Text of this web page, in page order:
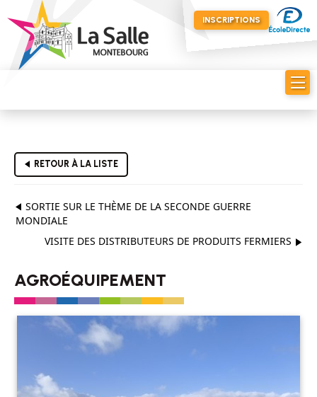
INSCRIPTIONS
RETOUR À LA LISTE
SORTIE SUR LE THÈME DE LA SECONDE GUERRE
MONDIALE
VISITE DES DISTRIBUTEURS DE PRODUITS FERMIERS
AGROÉQUIPEMENT